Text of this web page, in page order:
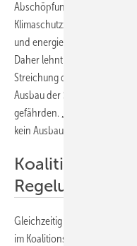
Abschöpfungsmechanismus
Klimaschutzziele gefährdet
und energiepolitische
Daher lehnt sie den
Streichung der Vergütung
Ausbau der Solarenergie
gefährden. „Zur Erreichung
kein Ausbausegment
Regelungen vor
Gleichzeitig widerspricht der
im Koalitionsvertrag. Es ist